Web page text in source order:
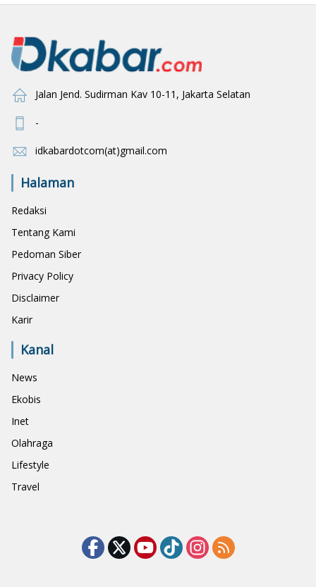
Jalan Jend. Sudirman Kav 10-11, Jakarta Selatan
-
idkabardotcom(at)gmail.com
Halaman
Redaksi
Tentang Kami
Pedoman Siber
Privacy Policy
Disclaimer
Karir
Kanal
News
Ekobis
Inet
Olahraga
Lifestyle
Travel